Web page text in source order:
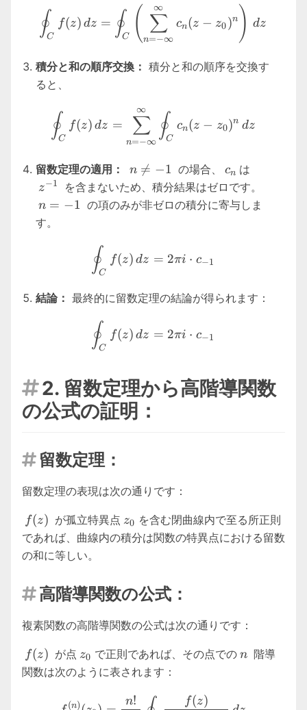
\oint_C f(z) \, dz =
∮C
f(z) dz = ∮C ( n=−∞
∑
∞
cn(z − z0)n ) dz
積分と和の順序交換： 積分と和の順序を交換す
ると、
\oint_C f(z) \, dz =
∮C
f(z) dz =
n=−∞
∑
∞
∮C
cn(z − z0)n dz
留数定理の適用：
n
\neq
-1
n 
= −1 の場合、 c_n
cn は
z−1 を含まないため、積分結果はゼロです。
n = −1 の項のみが非ゼロの積分に寄与しま
す。
∮C
f(z) dz = 2πi ⋅ c−1
結論： 最終的に留数定理の結論が得られます：
∮C
f(z) dz = 2πi ⋅ c−1
2. 留数定理から高階導関数
の公式の証明：
 留数定理：
留数定理の表現は次の通りです：
f(z)
f(z) が孤立特異点 z_0
z0 を含む閉曲線内で至る所正則
であれば、曲線内の積分は関数の特異点における留数
の和に等しい。
高階導関数の公式：
複素関数の高階導関数の公式は次の通りです：
f(z)
f(z) が点 z_0
z0 で正則であれば、その点でのnn 階導
関数は次のように表されます：
f^{(n)}(z_0) =
(n) n! f(z)